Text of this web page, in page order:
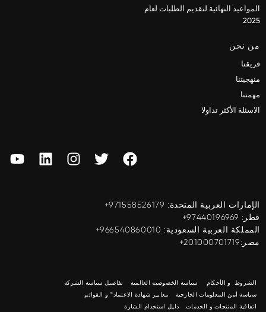
المواعيد النهائية لتقديم الطلبات لعام
2025
من نحن
فريقنا
منهجيتنا
مهمتنا
الاسئلة الأكثر تداولا
الإمارات العربية المتحدة: ‎+971558526179
قطر: ‎+97440196969
المملكة العربية السعودية: ‎+966540860010
مصر:201000701719+
الشروط و الأحكام سياسة الخصوصية العالمية
تفاصيل سياسة الشركة
سياسة أمن المعلومات الخارجية
معايير شهادة الاعتماد™ و القوائم
اتفاقية المنتجات و الخدمات
دليل استخدام الشارة